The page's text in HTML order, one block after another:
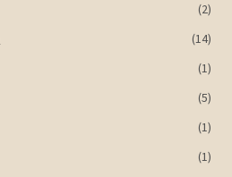
(2)
(14)
(1)
(5)
(1)
(1)